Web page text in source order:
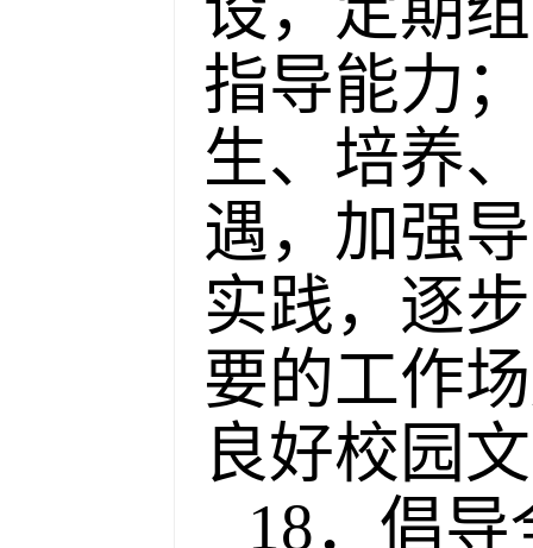
指导能力
生、培养
遇，加强
实践，逐
要的工作
良好校园
18．倡